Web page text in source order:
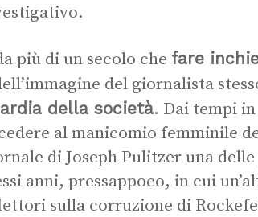
più di un secolo che fare
del giornalista
della società. Dai tempi
al manicomio femminile
di Joseph Pulitzer una
anni, pressappoco, in cui
sulla corruzione di